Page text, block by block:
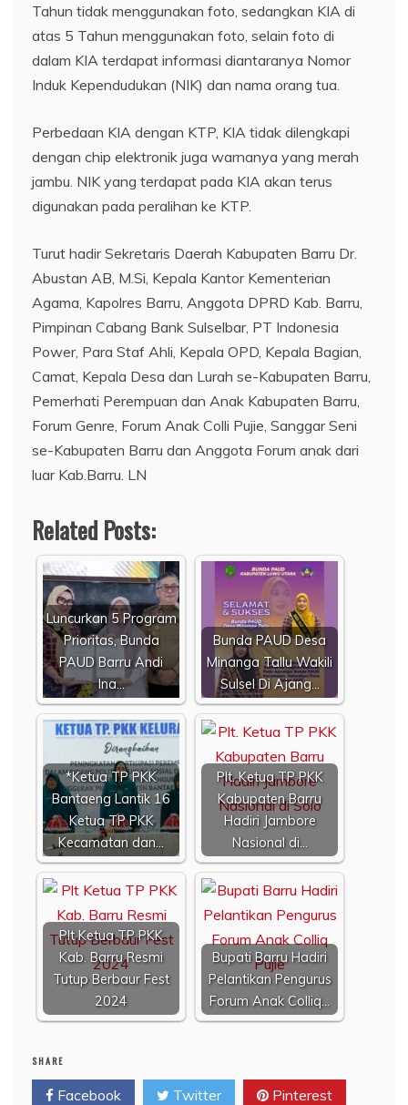
Tahun tidak menggunakan foto, sedangkan KIA di
atas 5 Tahun menggunakan foto, selain foto di
dalam KIA terdapat informasi diantaranya Nomor
Induk Kependudukan (NIK) dan nama orang tua.
Perbedaan KIA dengan KTP, KIA tidak dilengkapi
dengan chip elektronik juga warnanya yang merah
jambu. NIK yang terdapat pada KIA akan terus
digunakan pada peralihan ke KTP.
Turut hadir Sekretaris Daerah Kabupaten Barru Dr.
Abustan AB, M.Si, Kepala Kantor Kementerian
Agama, Kapolres Barru, Anggota DPRD Kab. Barru,
Pimpinan Cabang Bank Sulselbar, PT Indonesia
Power, Para Staf Ahli, Kepala OPD, Kepala Bagian,
Camat, Kepala Desa dan Lurah se-Kabupaten Barru,
Pemerhati Perempuan dan Anak Kabupaten Barru,
Forum Genre, Forum Anak Colli Pujie, Sanggar Seni
se-Kabupaten Barru dan Anggota Forum anak dari
luar Kab.Barru. LN
Related Posts:
Luncurkan 5 Program
Prioritas, Bunda
PAUD Barru Andi
Ina…
Bunda PAUD Desa
Minanga Tallu Wakili
Sulsel Di Ajang…
*Ketua TP PKK
Bantaeng Lantik 16
Ketua TP PKK
Kecamatan dan…
Plt. Ketua TP PKK
Kabupaten Barru
Hadiri Jambore
Nasional di…
Plt Ketua TP PKK
Kab. Barru Resmi
Tutup Berbaur Fest
2024
Bupati Barru Hadiri
Pelantikan Pengurus
Forum Anak Colliq…
SHARE
Facebook Twitter Pinterest